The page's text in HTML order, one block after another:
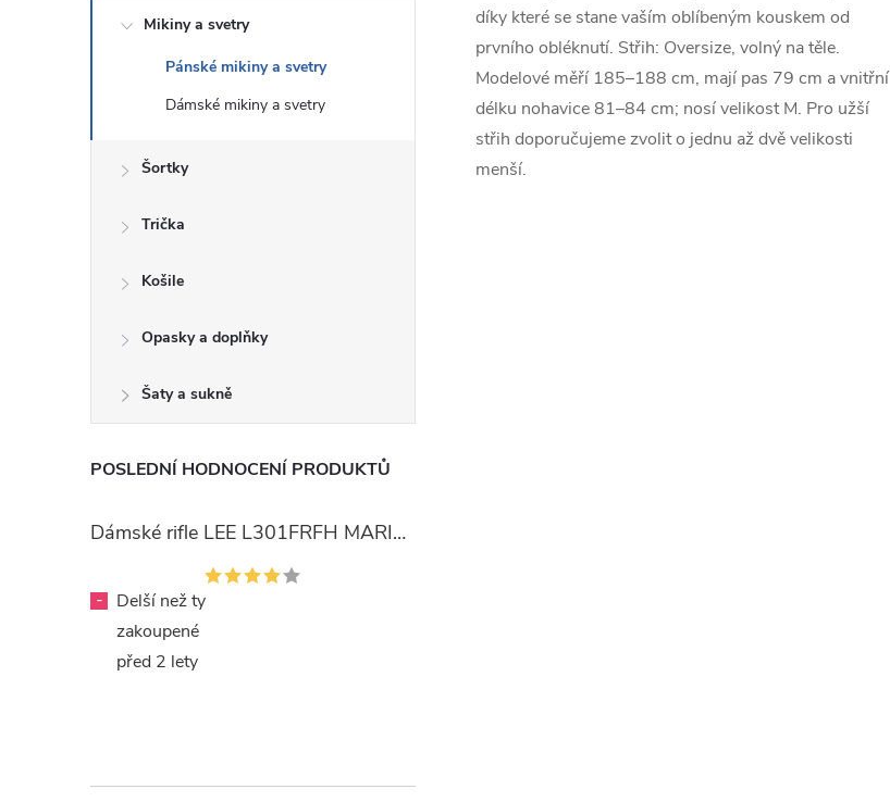
Mikiny a svetry
Pánské mikiny a svetry
Dámské mikiny a svetry
Šortky
Trička
Košile
Opasky a doplňky
Šaty a sukně
POSLEDNÍ HODNOCENÍ PRODUKTŮ
Dámské rifle LEE L301FRFH MARION STRAIGHT RINSE
-
Delší než ty
zakoupené
před 2 lety
díky které se stane vaším oblíbeným kouskem od
prvního obléknutí. Střih: Oversize, volný na těle.
Modelové měří 185–188 cm, mají pas 79 cm a vnitřní
délku nohavice 81–84 cm; nosí velikost M. Pro užší
střih doporučujeme zvolit o jednu až dvě velikosti
menší.